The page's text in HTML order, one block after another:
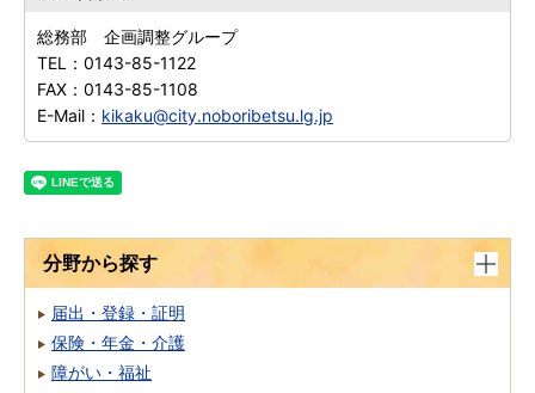
総務部 企画調整グループ
TEL： 0143-85-1122
FAX： 0143-85-1108
E-Mail： kikaku@city.noboribetsu.lg.jp
分野から探す
届出・登録・証明
保険・年金・介護
障がい・福祉